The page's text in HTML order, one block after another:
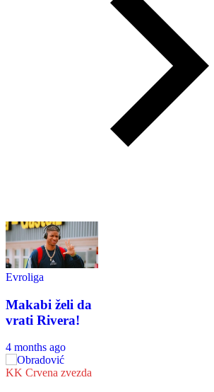
Evroliga
Makabi želi da
vrati Rivera!
4 months ago
KK Crvena zvezda